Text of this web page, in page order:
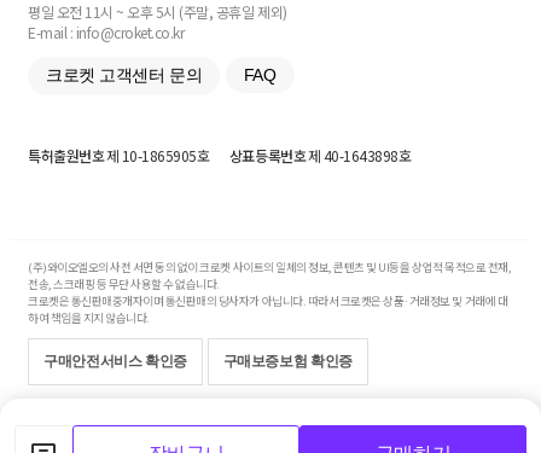
평일 오전 11시 ~ 오후 5시 (주말, 공휴일 제외)
E-mail : info@croket.co.kr
크로켓 고객센터 문의 FAQ
특허출원번호제 10-1865905호 상표등록번호제 40-1643898호
(주)와이오엘오의 사전 서면 동의 없이 크로켓 사이트의 일체의 정보, 콘텐츠 및 UI등을 상업적 목적으로 전재,
전송, 스크래핑 등 무단 사용할 수 없습니다.
크로켓은 통신판매중개자이며 통신판매의 당사자가 아닙니다. 따라서 크로켓은 상품·거래정보 및 거래에 대
하여 책임을 지지 않습니다.
구매안전서비스 확인증 구매보증보험 확인증